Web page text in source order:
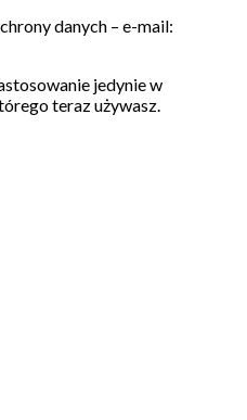
danych – e-mail:
jedynie w
teraz używasz.